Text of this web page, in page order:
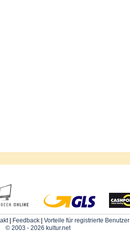
| Feedback| Vorteile für registrierte Benutzer
© 2003 - 2026 kultur.net